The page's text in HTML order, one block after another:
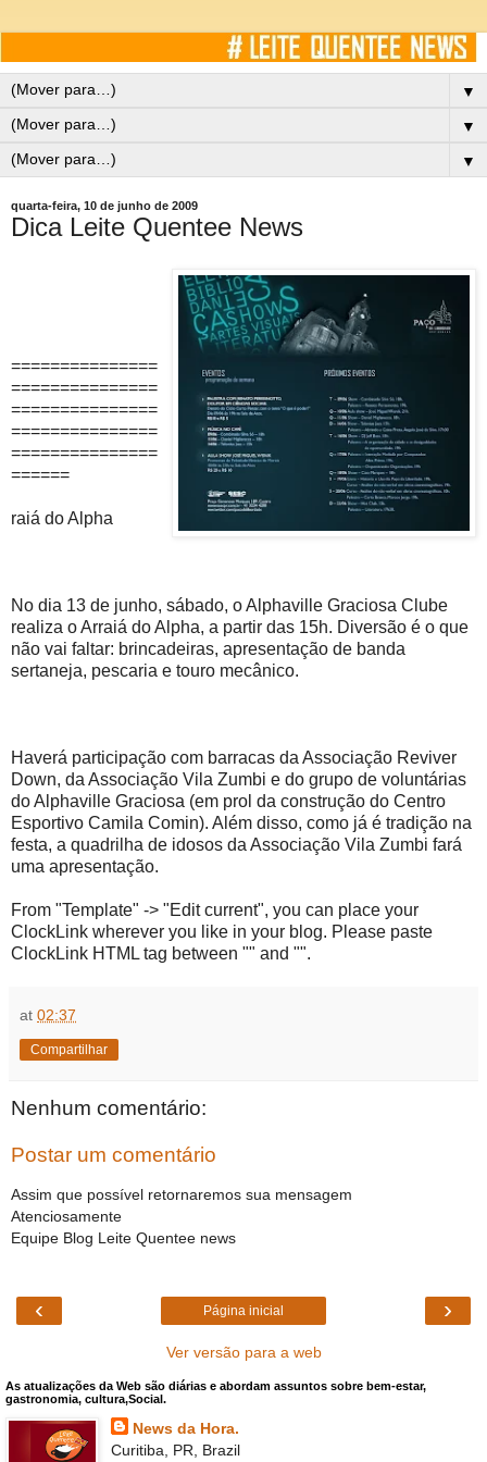
▼
▼
▼
quarta-feira, 10 de junho de 2009
Dica Leite Quentee News
===============
===============
===============
===============
===============
======
raiá do Alpha
No dia 13 de junho, sábado, o Alphaville Graciosa Clube
realiza o Arraiá do Alpha, a partir das 15h. Diversão é o que
não vai faltar: brincadeiras, apresentação de banda
sertaneja, pescaria e touro mecânico.
Haverá participação com barracas da Associação Reviver
Down, da Associação Vila Zumbi e do grupo de voluntárias
do Alphaville Graciosa (em prol da construção do Centro
Esportivo Camila Comin). Além disso, como já é tradição na
festa, a quadrilha de idosos da Associação Vila Zumbi fará
uma apresentação.
From "Template" -> "Edit current", you can place your
ClockLink wherever you like in your blog. Please paste
ClockLink HTML tag between "" and "".
at 02:37
Compartilhar
Nenhum comentário:
Postar um comentário
Assim que possível retornaremos sua mensagem
Atenciosamente
Equipe Blog Leite Quentee news
‹ ›
Página inicial
Ver versão para a web
As atualizações da Web são diárias e abordam assuntos sobre bem-estar,
gastronomia, cultura,Social.
News da Hora.
Curitiba, PR, Brazil